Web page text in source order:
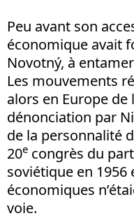
Peu avant son
économique avait
Novotný, à
Les mouvements
alors en Europe de
dénonciation par
de la personnalité
20e congrès du
soviétique en 1956
économiques
voie.